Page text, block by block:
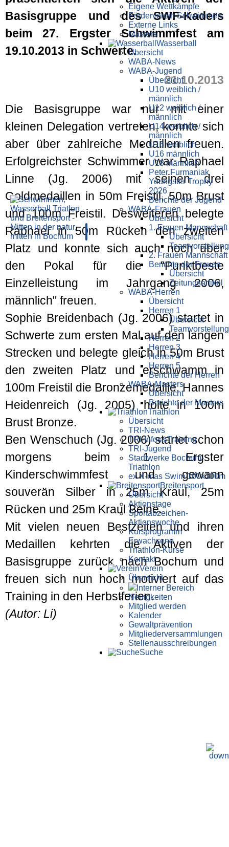
Eigene Wettkämpfe
Förderverein Schwimmen
Externe Links
Masters
Wasser­ball
Übersicht
WABA-News
WABA-Jugend
Übersicht
U10 weiblich /
männlich
U12 weiblich /
männlich
U14 weiblich /
männlich
U16 weiblich
U16 männlich
U18 männlich
Peter Furmaniak
Youngster Trophy
2026
Berichte der Jugend
WABA-Frauen
Übersicht
1. Frauen Mannschaft
Übersicht
Teamvorstellung
2. Frauen Mannschaft
Berichte der Frauen
Übersicht
Zeitungsartikel
WABA-Herren
Übersicht
Herren 1
Übersicht
Teamvorstellung
Herren 2
Herren 3
Herren 4
Herren 5
Berichte der Herren
WABA-Masters
Übersicht
Berichte der Masters
Triathlon
Übersicht
TRI-News
TRI-Infos&Training
TRI-Jugend
Stadtwerke Bochum-
Triathlon
ex X-mas Swim 100x100m
Breiten­sport
Übersicht
Aktionstage
Sportabzeichen-
Aktionswoche
Kursprogramm
Erwachsene
Triathlon-Kurse
Kontakt
Verein
Übersicht
Interner Bereich
Neuigkeiten
Mitglied werden
Kalender
Gewaltprävention
Mitglieder­versammlungen
Stellen­aus­schrei­bungen
Suche
Basisgruppe und des SWF-Kaders
beim 27. Ergster Schwimmfest am
19.10.2013 in Schwerte.
21.10.2013
Die Basisgruppe war nur mit einer
kleinen Delegation vertreten, konnte sich
aber über zahlreiche Medaillen freuen.
Erfolgreichster Schwimmer war Raphael
Linne (Jg. 2006) mit seinen drei
Goldmedaillen in 50m Freistil, 50m Brust
und 100m Freistil. Desweiteren belegte
Raphael in 50m Rücken den zweiten
Platz und konnte sich auch noch über
den Pokal für die "Punktbeste
Einzelleistung im Jahrgang 2006,
männlich" freuen.
Sophie Breidenbach (Jg. 2006) startet in
Schwerte zum ersten Mal auf den langen
Strecken und belegte gleich in 50m Brust
den zweiten Platz und erschwamm in
100m Freistil die Bronzemedaille. Hannes
Heidenreich (Jg. 2005) holte in 100m
Brust Bronze.
Ben Wenschuch (Jg. 2006) startet schon
morgens beim 1. Ergster
Kinderschwimmfest und gewann
souverän Silber in 25m Kraul, 25m
Rücken und 25m Kraul Beine.
Mit vielen neuen Bestzeiten und ihren
Medaillen kehrten die Aktiven der
Basisgruppe zurück nach Bochum und
freuen sich nun hoch motiviert auf das
Training in den Herbstferien.
(Autor: Li)